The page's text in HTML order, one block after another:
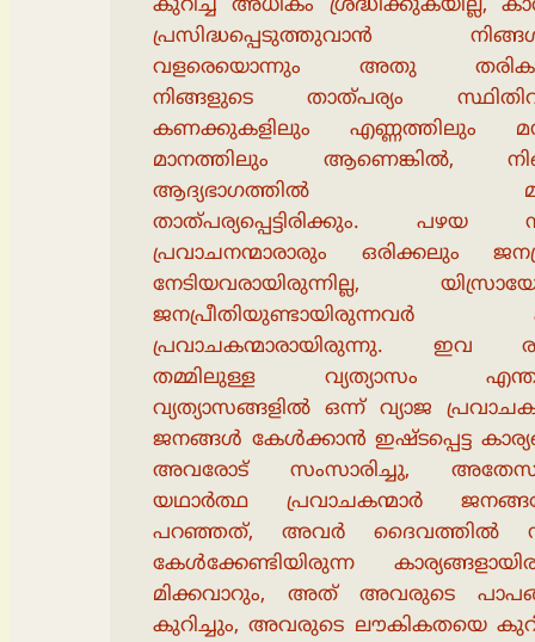
കുറിച്ച് അധികം ശ്രദ്ധിക്കുകയില്ല,
പ്രസിദ്ധപ്പെടുത്തുവാൻ
വളരെയൊന്നും അതു
നിങ്ങളുടെ താത്പര്യം
കണക്കുകളിലും എണ്ണത്തിലും
മാനത്തിലും ആണെങ്കിൽ,
ആദ്യഭാഗത്തിൽ
താത്പര്യപ്പെട്ടിരിക്കും. പഴയ
പ്രവാചനന്മാരാരും ഒരിക്കലും
നേടിയവരായിരുന്നില്ല,
ജനപ്രീതിയുണ്ടായിരുന്നവർ
പ്രവാചകന്മാരായിരുന്നു. ഇവ
തമ്മിലുള്ള വ്യത്യാസം
വ്യത്യാസങ്ങളിൽ ഒന്ന് വ്യാജ
ജനങ്ങൾ കേൾക്കാൻ ഇഷ്ടപ്പെട്ട
അവരോട് സംസാരിച്ചു,
യഥാർത്ഥ പ്രവാചകന്മാർ
പറഞ്ഞത്, അവർ ദൈവത്തിൽ
കേൾക്കേണ്ടിയിരുന്ന
മിക്കവാറും, അത് അവരുടെ
കുറിച്ചും, അവരുടെ ലൗകികതയെ